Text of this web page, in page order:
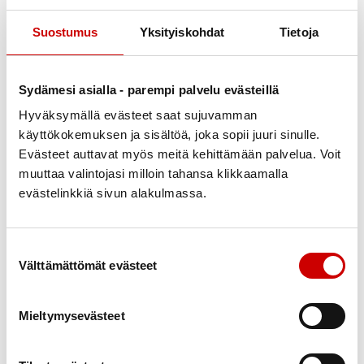
Suostumus Yksityiskohdat Tietoja
Sydämesi asialla - parempi palvelu evästeillä
Hyväksymällä evästeet saat sujuvamman
käyttökokemuksen ja sisältöä, joka sopii juuri sinulle.
Evästeet auttavat myös meitä kehittämään palvelua. Voit
muuttaa valintojasi milloin tahansa klikkaamalla
evästelinkkiä sivun alakulmassa.
Välttämättömät evästeet
Mieltymysevästeet
jälkeen?
Noin puolet pre-eklampsian sairastaneista naisista ei
verisuonitautiriskistä. Olisi tärkeää, että
terveydenhuollossa raskaushistoria huomioitaisiin
terveysriskejä kartoitettaessa ja tarvittaessa
järjestettäisiin säännöllistä pitkäaikaisseurantaa.
Erityisesti verenpainetta tulisi seurata raskauden
jälkeen. Jos verenpaine on jälkitarkastuksessa
Pre-eklampsian sairastaneen naisen kannattaa